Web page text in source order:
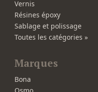
Vernis
Résines époxy
Sablage et polissage
Toutes les catégories »
Marques
Bona